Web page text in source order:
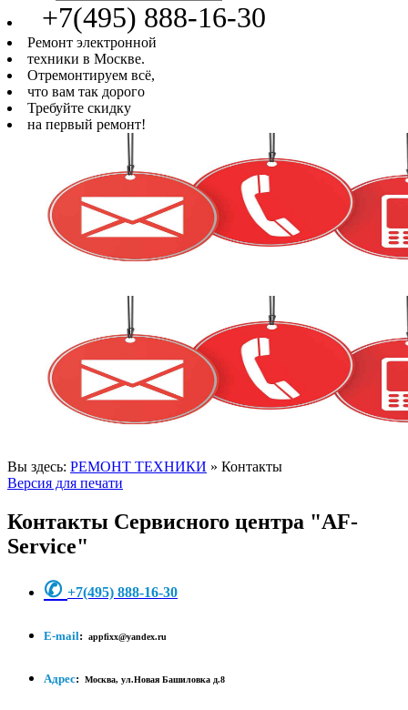
+7(495) 888-16-30
Ремонт электронной
техники в Москве.
Отремонтируем всё,
что вам так дорого
Требуйте скидку
на первый ремонт!
Вы здесь: РЕМОНТ ТЕХНИКИ » Контакты
Версия для печати
Контакты Сервисного центра "AF-
Service"
✆ +7(495) 888-16-30
E-mail: appfixx@yandex.ru
Адрес: Москва, ул.Новая Башиловка д.8